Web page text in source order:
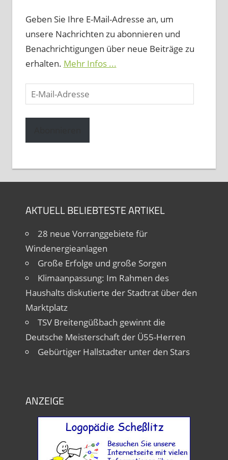
Geben Sie Ihre E-Mail-Adresse an, um
unsere Nachrichten zu abonnieren und
Benachrichtigungen über neue Beiträge zu
erhalten. Mehr Infos ...
E-
Mail-
Adresse
AKTUELL BELIEBTESTE ARTIKEL
28 neue Vorranggebiete für
Windenergieanlagen
Große Erfolge und große Sorgen
Klimaanpassung: Im Rahmen des
Haushalts diskutierte der Stadtrat über den
Marktplatz
TSV Breitengüßbach gewinnt die
Deutsche Meisterschaft der Ü55-Herren
Gebürtiger Hallstadter unter den Stars
ANZEIGE